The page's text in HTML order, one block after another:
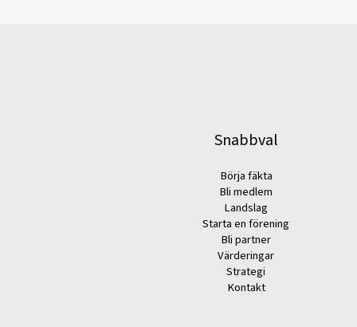
Snabbval
Börja fäkta
Bli medlem
Landslag
Starta en förening
Bli partner
Värderingar
Strategi
Kontakt